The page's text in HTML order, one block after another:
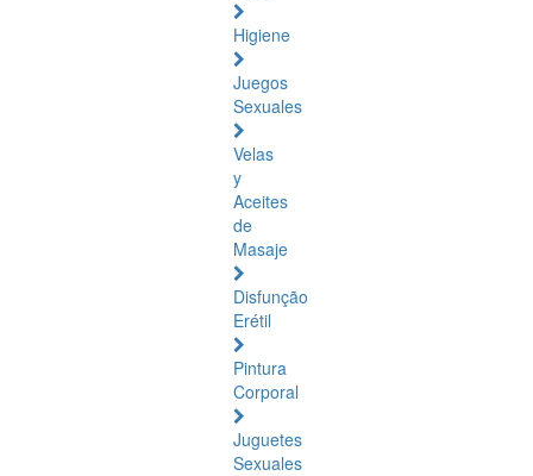
Higiene
Juegos
Sexuales
Velas
y
Aceites
de
Masaje
Disfunção
Erétil
Pintura
Corporal
Juguetes
Sexuales